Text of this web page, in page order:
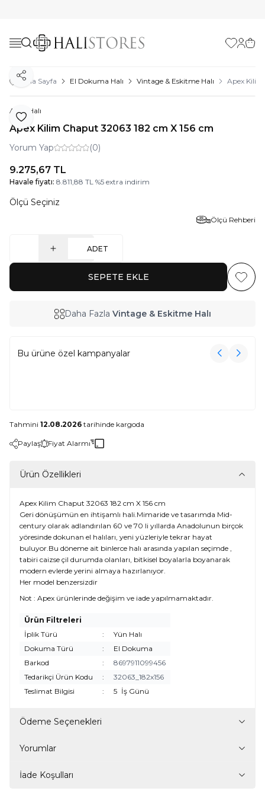
Favorilerim
Ana Sayfa El Dokuma Halı Vintage & Eskitme Halı Apex Kilim
Favoriye Ekle
Paylaş
Apex Halı
Apex Kilim Chaput 32063 182 cm X 156 cm
Yorum Yap (0)
9.275,67 TL
Havale fiyatı: 8.811,88 TL %5 extra indirim
Ölçü Seçiniz
Ölçü Rehberi
ADET
SEPETE EKLE
Daha Fazla Vintage & Eskitme Halı
Bu ürüne özel kampanyalar
Tahmini 12.08.2026 tarihinde kargoda
Paylaş Fiyat Alarmı
Ürün Özellikleri
Apex Kilim Chaput 32063 182 cm X 156 cm
Geri dönüşümün en ihtişamlı hali.Mimaride ve tasarımda Mid-
century olarak adlandırılan 60 ve 70 li yıllarda Anadolunun birçok
yöresinde dokunan el halıları, yeni yüzleriyle tekrar hayat
buluyor.Bu döneme ait binlerce halı arasında yapılan seçimde ,
tabiri caizse çil durumda olanları, bitkisel boyalarla boyanarak
modern evlerde yerini almaya hazırlanıyor.
Her model benzersizdir
Not : Apex ürünlerinde değişim ve iade yapılmamaktadır.
Ürün Filtreleri
İplik Türü
:
Yün Halı
Dokuma Türü
:
El Dokuma
Barkod
:
8697911099456
Tedarikçi Ürün Kodu
:
32063_182x156
Teslimat Bilgisi
: 5 İş Günü
Ödeme Seçenekleri
Yorumlar
İade Koşulları